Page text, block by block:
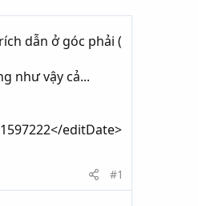
dẫn ở góc phải (
như vậy cả...
editDate>
#1